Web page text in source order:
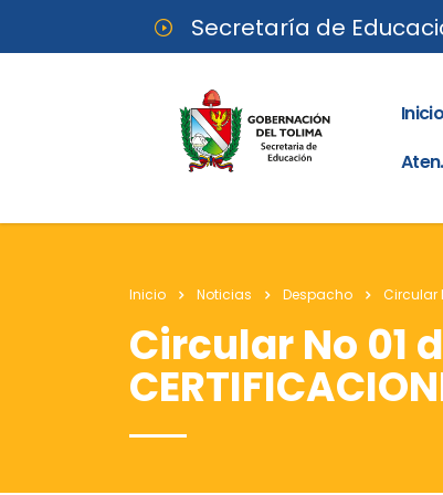
Secretaría de
Inicio
Inicio Noticias Despacho Circular
Circular No 01